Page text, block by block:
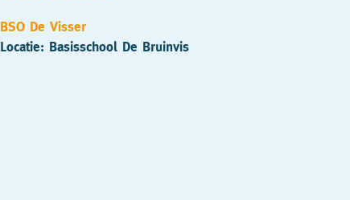
BSO De Visser
Locatie: Basisschool De Bruinvis